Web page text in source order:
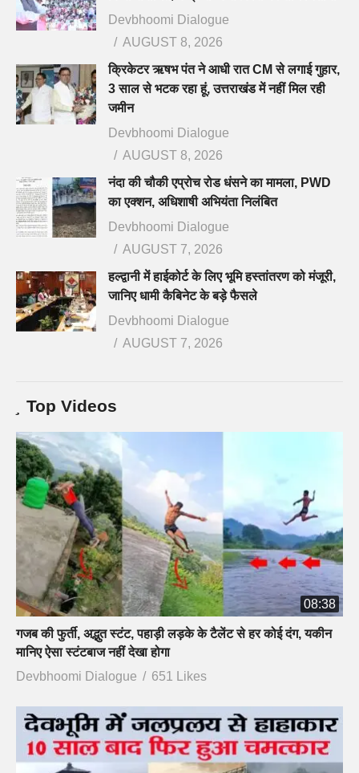
Devbhoomi Dialogue
AUGUST 8, 2026
क्रिकेटर ऋषभ पंत ने आधी रात CM से लगाई गुहार,
3 साल से भटक रहा हूं, उत्तराखंड में नहीं मिल रही
जमीन
Devbhoomi Dialogue
AUGUST 8, 2026
नंदा की चौकी एप्रोच रोड धंसने का मामला, PWD
का एक्शन, अधिशाषी अभियंता निलंबित
Devbhoomi Dialogue
AUGUST 7, 2026
हल्द्वानी में हाईकोर्ट के लिए भूमि हस्तांतरण को मंजूरी,
जानिए धामी कैबिनेट के बड़े फैसले
Devbhoomi Dialogue
AUGUST 7, 2026
Top Videos
08:38
गजब की फुर्ती, अद्भुत स्टंट, पहाड़ी लड़के के टैलेंट से हर कोई दंग, यकीन
मानिए ऐसा स्टंटबाज नहीं देखा होगा
Devbhoomi Dialogue
651 Likes